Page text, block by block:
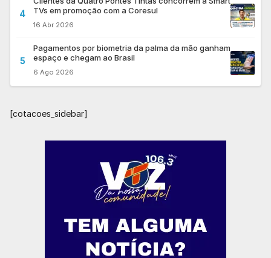
4
TVs em promoção com a Coresul
16 Abr 2026
5
Pagamentos por biometria da palma da mão ganham
espaço e chegam ao Brasil
6 Ago 2026
[cotacoes_sidebar]